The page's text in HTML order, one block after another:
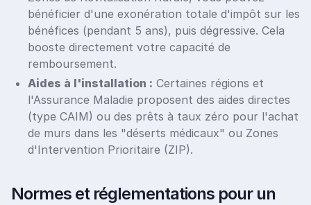
bénéficier d'une exonération totale d'impôt sur les
bénéfices (pendant 5 ans), puis dégressive. Cela
booste directement votre capacité de
remboursement.
Aides à l'installation : Certaines régions et
l'Assurance Maladie proposent des aides directes
(type CAIM) ou des prêts à taux zéro pour l'achat
de murs dans les "déserts médicaux" ou Zones
d'Intervention Prioritaire (ZIP).
Normes et réglementations pour un